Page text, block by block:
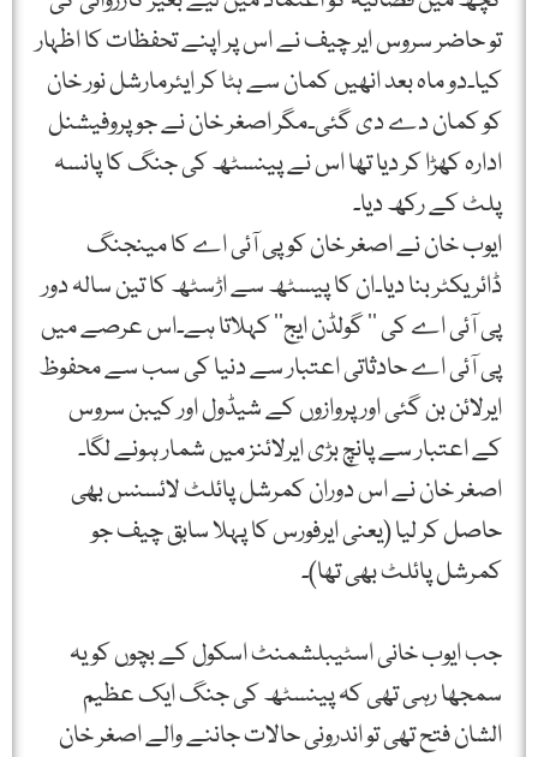
تو حاضر سروس ایر چیف نے اس پر اپنے تحفظات کا اظہار
کیا۔دو ماہ بعد انھیں کمان سے ہٹا کر ایئرمارشل نور خان
کو کمان دے دی گئی۔مگر اصغر خان نے جو پروفیشنل
ادارہ کھڑا کر دیا تھا اس نے پینسٹھ کی جنگ کا پانسہ
پلٹ کے رکھ دیا۔
ایوب خان نے اصغر خان کو پی آئی اے کا مینجنگ
ڈائریکٹر بنا دیا۔ان کا پیسٹھ سے اڑسٹھ کا تین سالہ دور
پی آئی اے کی ’’ گولڈن ایج‘‘ کہلاتا ہے۔اس عرصے میں
پی آئی اے حادثاتی اعتبار سے دنیا کی سب سے محفوظ
ایرلائن بن گئی اور پروازوں کے شیڈول اور کیبن سروس
کے اعتبار سے پانچ بڑی ایرلائنز میں شمار ہونے لگا۔
اصغر خان نے اس دوران کمرشل پائلٹ لائسنس بھی
حاصل کر لیا (یعنی ایرفورس کا پہلا سابق چیف جو
کمرشل پائلٹ بھی تھا)۔
جب ایوب خانی اسٹیبلشمنٹ اسکول کے بچوں کو یہ
سمجھا رہی تھی کہ پینسٹھ کی جنگ ایک عظیم
الشان فتح تھی تو اندرونی حالات جاننے والے اصغر خان